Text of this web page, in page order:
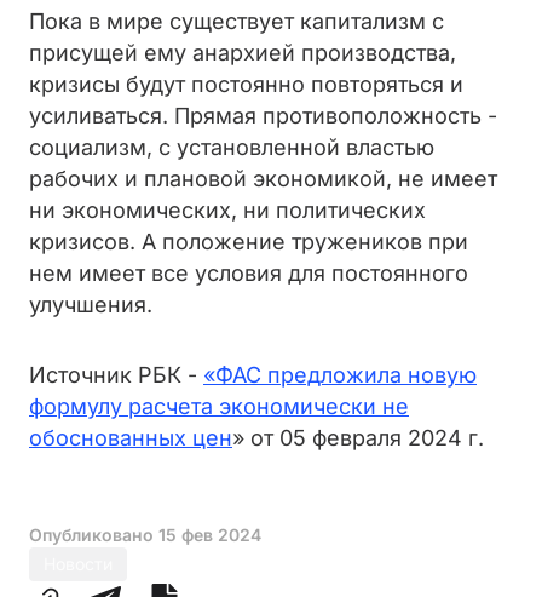
Пока в мире существует капитализм с
присущей ему анархией производства,
кризисы будут постоянно повторяться и
усиливаться. Прямая противоположность -
социализм, с установленной властью
рабочих и плановой экономикой, не имеет
ни экономических, ни политических
кризисов. А положение тружеников при
нем имеет все условия для постоянного
улучшения.
Источник РБК - «ФАС предложила новую
формулу расчета экономически не
обоснованных цен» от 05 февраля 2024 г.
Опубликовано 15 фев 2024